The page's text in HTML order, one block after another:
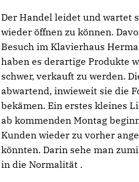
Der Handel leidet und wartet
wieder öffnen zu können.
Besuch im Klavierhaus
haben es derartige Produkte
schwer, verkauft zu werden.
abwartend, inwieweit sie die
bekämen.Ein erstes kleines
ab kommenden Montag
Kunden wieder zu vorher
könnten. Darin sehe man
in die Normalität .